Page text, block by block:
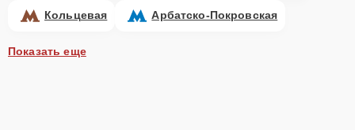
Кольцевая Арбатско-Покровская
Показать еще